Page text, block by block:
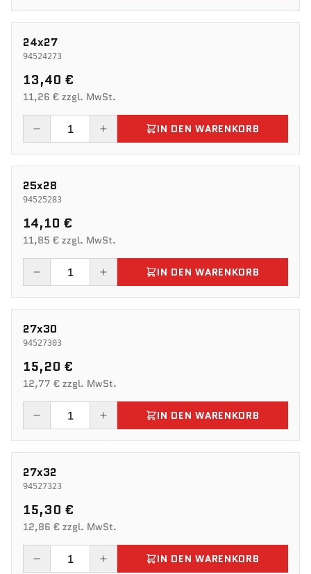
24x27
94524273
13,40 €
11,26 € zzgl. MwSt.
IN DEN WARENKORB
25x28
94525283
14,10 €
11,85 € zzgl. MwSt.
IN DEN WARENKORB
27x30
94527303
15,20 €
12,77 € zzgl. MwSt.
IN DEN WARENKORB
27x32
94527323
15,30 €
12,86 € zzgl. MwSt.
IN DEN WARENKORB